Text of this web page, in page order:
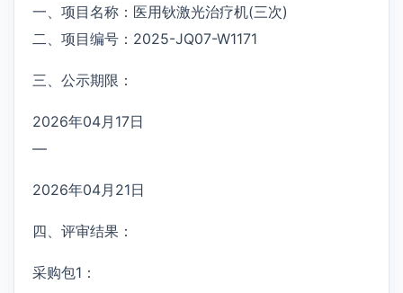
一、项目名称：医用钬激光治疗机(三次)
二、项目编号：2025-JQ07-W1171
三、公示期限：
2026年04月17日
—
2026年04月21日
四、评审结果：
采购包1：